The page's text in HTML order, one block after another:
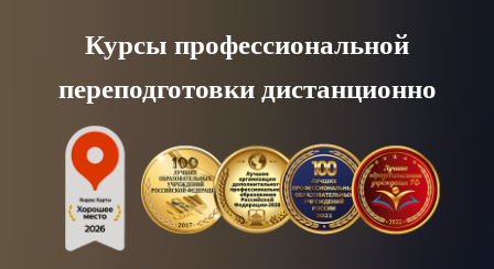
content
Курсы профессиональной
переподготовки дистанционно